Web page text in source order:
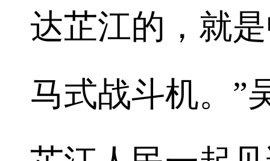
达芷江的，就
马式战斗机。”